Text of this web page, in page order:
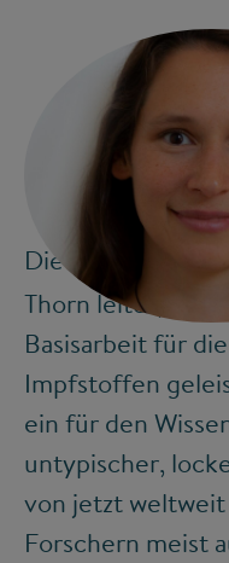
DieCoronavirus
Thorn leitet, hat
Basisarbeit für
Impfstoffen
ein für den
untypischer,
von jetzt
Forschern meist